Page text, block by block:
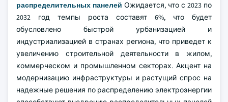
распределительных панелей Ожидается, что с 2023 по
2032 год темпы роста составят 6%, что будет
обусловлено быстрой урбанизацией и
индустриализацией в странах региона, что приведет к
увеличению строительной деятельности в жилом,
коммерческом и промышленном секторах. Акцент на
модернизацию инфраструктуры и растущий спрос на
надежные решения по распределению электроэнергии